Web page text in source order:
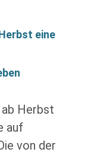
eine
Herbst
auf
von der